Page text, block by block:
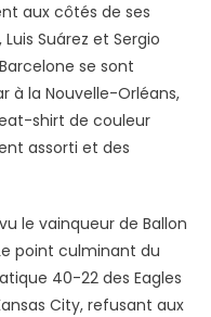
Nouvelle-
Orléans
aux côtés de ses
Suárez et Sergio
se sont
à la Nouvelle-Orléans,
shirt de couleur
assorti et des
le vainqueur de Ballon
point culminant du
40-22 des Eagles
City, refusant aux